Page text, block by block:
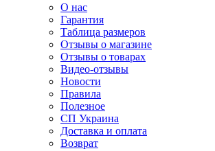
О нас
Гарантия
Таблица размеров
Отзывы о магазине
Отзывы о товарах
Видео-отзывы
Новости
Правила
Полезное
СП Украина
Доставка и оплата
Возврат